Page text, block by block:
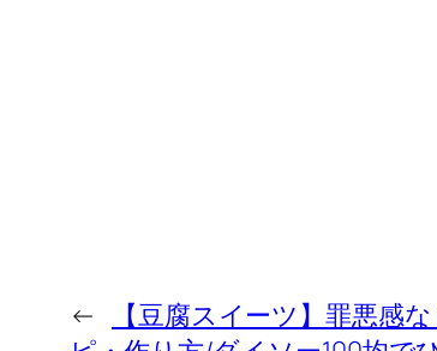
←
【豆腐スイーツ】罪悪感